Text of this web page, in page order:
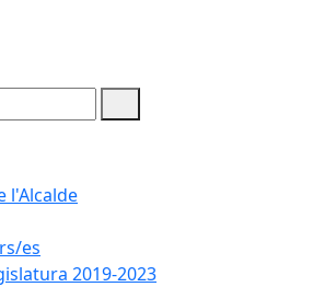
l'Alcalde
es
2019-2023